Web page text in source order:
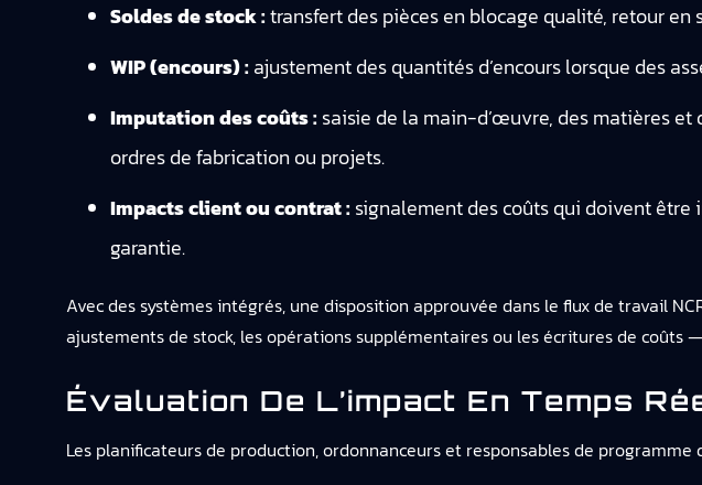
Soldes de stock :transfert des pièces en blocage qualité, retour
WIP (encours) : ajustement des quantités d’encours lorsque des
Imputation des coûts : saisie de la main-d’œuvre, des matières et
ordres de fabrication ou projets.
Impacts client ou contrat : signalement des coûts qui doivent être
garantie.
Avec des systèmes intégrés, une disposition approuvée dans le flux de travail
ajustements de stock, les opérations supplémentaires ou les écritures de coûts
Évaluation De L’impact En Temps
Les planificateurs de production, ordonnanceurs et responsables de